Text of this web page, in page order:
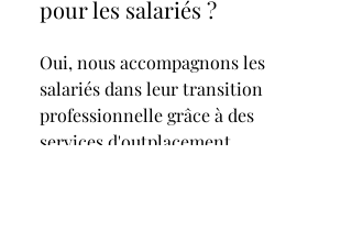
pour les salariés ?
Oui, nous accompagnons les
salariés dans leur transition
professionnelle grâce à des
services d'outplacement